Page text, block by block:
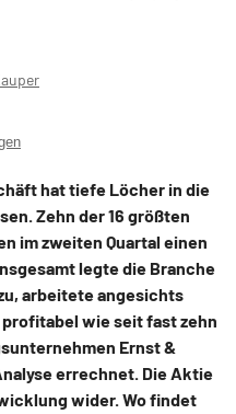
hat tiefe Löcher in die
Zehn der 16 größten
im zweiten Quartal einen
legte die Branche
arbeitete angesichts
wie seit fast zehn
Ernst &
errechnet. Die Aktie
wider. Wo findet